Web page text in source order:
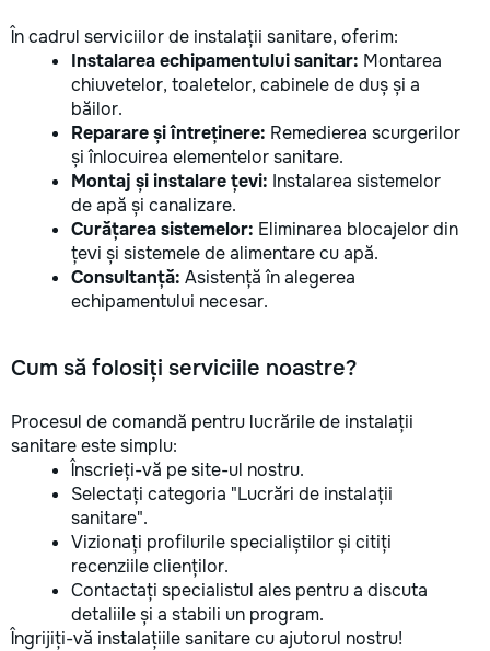
În cadrul serviciilor de instalații sanitare, oferim:
Instalarea echipamentului sanitar: Montarea
chiuvetelor, toaletelor, cabinele de duș și a
băilor.
Reparare și întreținere: Remedierea scurgerilor
și înlocuirea elementelor sanitare.
Montaj și instalare țevi: Instalarea sistemelor
de apă și canalizare.
Curățarea sistemelor: Eliminarea blocajelor din
țevi și sistemele de alimentare cu apă.
Consultanță: Asistență în alegerea
echipamentului necesar.
Cum să folosiți serviciile noastre?
Procesul de comandă pentru lucrările de instalații
sanitare este simplu:
Înscrieți-vă pe site-ul nostru.
Selectați categoria "Lucrări de instalații
sanitare".
Vizionați profilurile specialiștilor și citiți
recenziile clienților.
Contactați specialistul ales pentru a discuta
detaliile și a stabili un program.
Îngrijiți-vă instalațiile sanitare cu ajutorul nostru!